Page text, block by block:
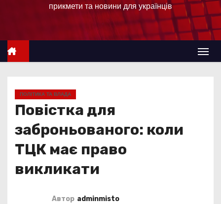
е
прикмети та новини для українців
ПОЛІТИКА ТА ВЛАДА
Повістка для
заброньованого: коли
ТЦК має право
викликати
Автор adminmisto